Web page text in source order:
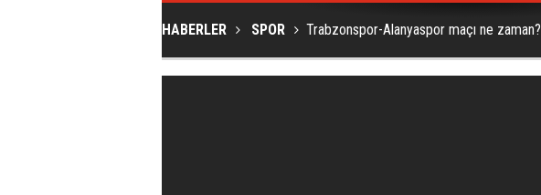
HABERLER SPOR Trabzonspor-Alanyaspor maçı ne zaman?